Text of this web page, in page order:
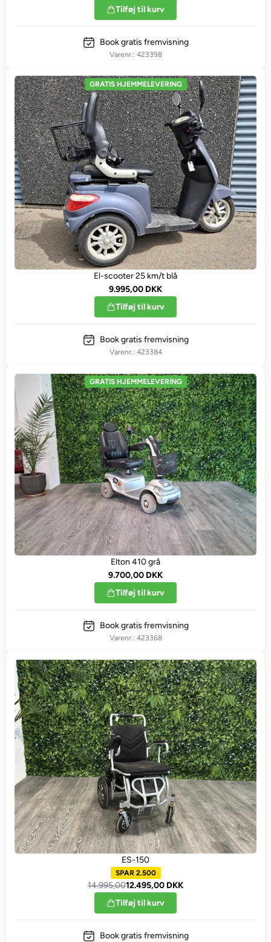
Tilføj til kurv
Book gratis fremvisning
423398
GRATIS HJEMMELEVERING
El-scooter 25 km/t blå
9.995,00 DKK
Tilføj til kurv
Book gratis fremvisning
423384
GRATIS HJEMMELEVERING
Elton 410 grå
9.700,00 DKK
Tilføj til kurv
Book gratis fremvisning
423368
ES-150
SPAR 2.500
14.995,0012.495,00 DKK
Tilføj til kurv
Book gratis fremvisning